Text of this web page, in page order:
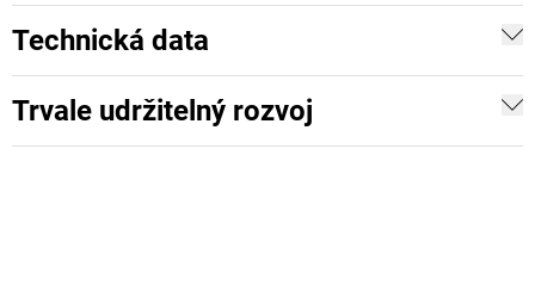
Technická data
Trvale udržitelný rozvoj